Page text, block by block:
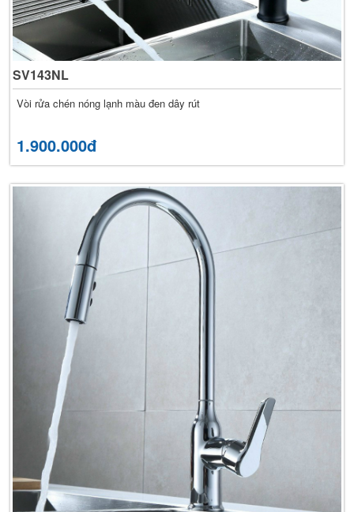
SV143NL
Vòi rửa chén nóng lạnh màu đen dây rút
1.900.000đ